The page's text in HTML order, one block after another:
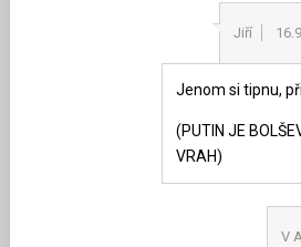
Jiří
Jenom si tipnu,
(PUTIN JE
VRAH)
V